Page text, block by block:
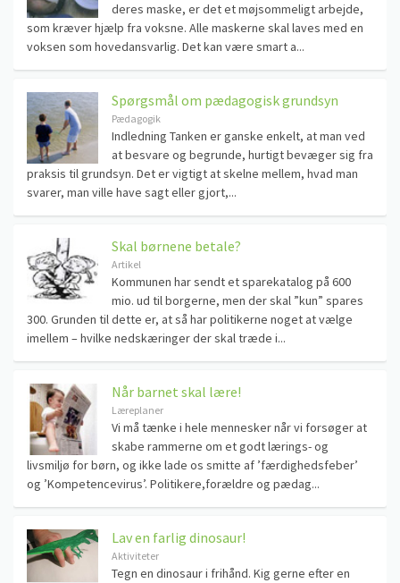
deres maske, er det et møjsommeligt arbejde,
som kræver hjælp fra voksne. Alle maskerne skal laves med en
voksen som hovedansvarlig. Det kan være smart a...
Spørgsmål om pædagogisk grundsyn
Pædagogik
Indledning Tanken er ganske enkelt, at man ved
at besvare og begrunde, hurtigt bevæger sig fra
praksis til grundsyn. Det er vigtigt at skelne mellem, hvad man
svarer, man ville have sagt eller gjort,...
Skal børnene betale?
Artikel
Kommunen har sendt et sparekatalog på 600
mio. ud til borgerne, men der skal ”kun” spares
300. Grunden til dette er, at så har politikerne noget at vælge
imellem – hvilke nedskæringer der skal træde i...
Når barnet skal lære!
Læreplaner
Vi må tænke i hele mennesker når vi forsøger at
skabe rammerne om et godt lærings- og
livsmiljø for børn, og ikke lade os smitte af ’færdighedsfeber’
og ’Kompetencevirus’. Politikere,forældre og pædag...
Lav en farlig dinosaur!
Aktiviteter
Tegn en dinosaur i frihånd. Kig gerne efter en